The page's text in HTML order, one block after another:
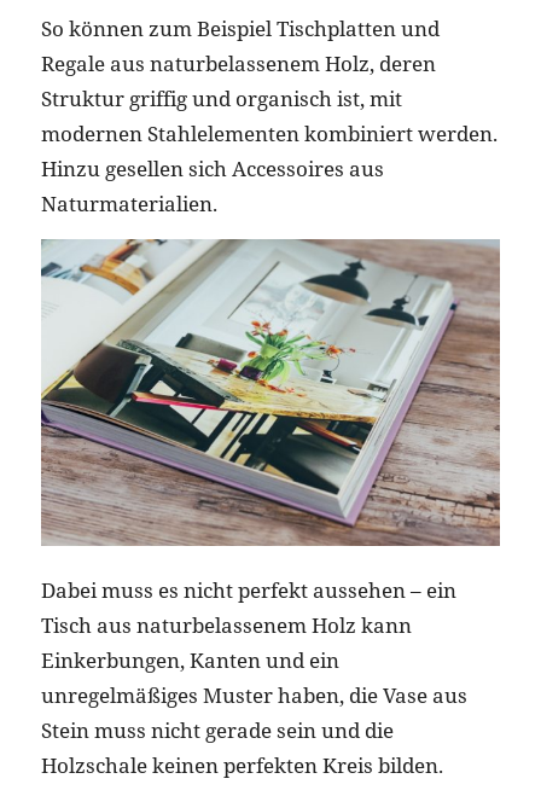
So können zum Beispiel Tischplatten und
Regale aus naturbelassenem Holz, deren
Struktur griffig und organisch ist, mit
modernen Stahlelementen kombiniert werden.
Hinzu gesellen sich Accessoires aus
Naturmaterialien.
Dabei muss es nicht perfekt aussehen – ein
Tisch aus naturbelassenem Holz kann
Einkerbungen, Kanten und ein
unregelmäßiges Muster haben, die Vase aus
Stein muss nicht gerade sein und die
Holzschale keinen perfekten Kreis bilden.